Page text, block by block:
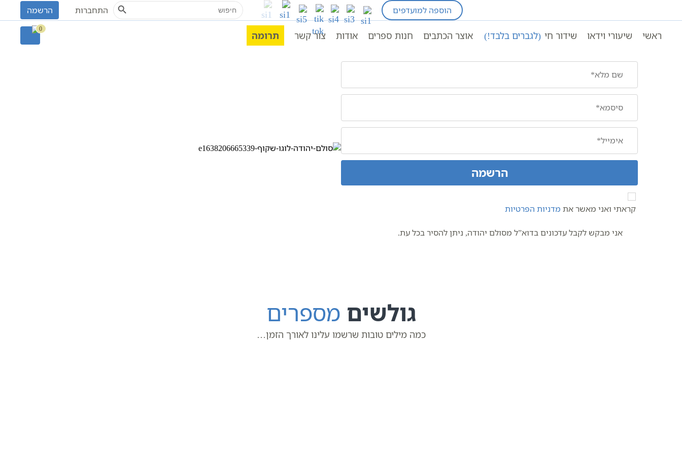
to
הוספה למועדפים Search
for: התחברות הרשמה
ראשי שיעורי וידאו שידור חי (לגברים בלבד!) אוצר הכתבים חנות ספרים אודות צור קשר תרומה
0
עמוד ראשי Register
הרשמה
קראתי ואני מאשר את מדניות הפרטיות
אני מבקש לקבל עדכונים בדוא”ל מסולם יהודה, ניתן להסיר בכל עת.
גולשים מספרים
כמה מילים טובות שרשמו עלינו לאורך הזמן…